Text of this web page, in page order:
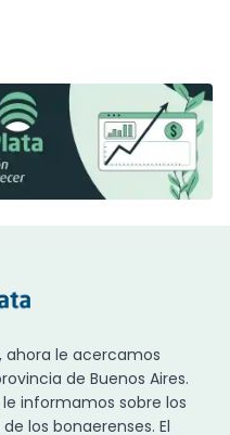
, ahora le acercamos
de Buenos Aires.
le informamos sobre los
los bonaerenses. El